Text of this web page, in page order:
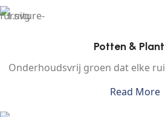
Potten &
Onderhoudsvrij groen dat elke
Read More